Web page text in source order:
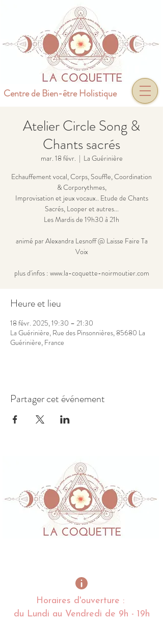
Centre de Bien-être Holistique
Atelier Circle Song &
Chants sacrés
mar. 18 févr.
  |
La Guérinière
Echauffement vocal, Corps, Souffle, Coordination
& Corporythmes,
Improvisation et jeux vocaux.. Etude de Chants
Sacrés, Looper et autres...
Les Mardis de 19h30 à 21h
animé par Alexandra Lesnoff @ Laisse Faire Ta
Voix
plus d'infos : www.la-coquette-noirmoutier.com
Heure et lieu
18 févr. 2025, 19:30 – 21:30
La Guérinière, Rue des Pinsonnières, 85680 La
Guérinière, France
Partager cet événement
Horaires d'ouverture :
du Lundi au Vendredi de 9h - 19h